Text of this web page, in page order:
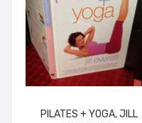
PILATES + YOGA, JILL